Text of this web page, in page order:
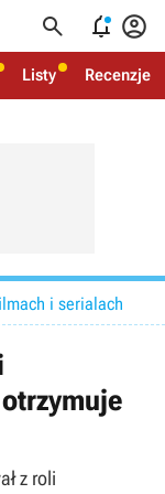
  
Listy Recenzje
i serialach
z roli